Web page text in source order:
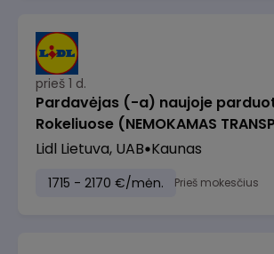
prieš 1 d.
Pardavėjas (-a) naujoje
Rokeliuose (NEMOKAMAS
Lidl Lietuva, UAB Kaunas
1715 - 2170 €/mėn. Prieš mokesčius